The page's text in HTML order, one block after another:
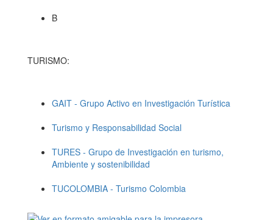
B
TURISMO:
GAIT - Grupo Activo en Investigación Turística
Turismo y Responsabilidad Social
TURES - Grupo de Investigación en turismo,
Ambiente y sostenibilidad
TUCOLOMBIA - Turismo Colombia